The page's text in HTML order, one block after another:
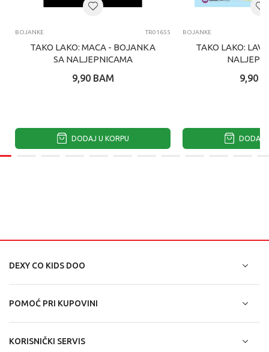
BOJANKE TR01655
TAKO LAKO: MACA - BOJANKA
SA NALJEPNICAMA
9,90 BAM
DODAJ U KORPU
BOJANKE
TAKO LAKO: LAV
9,90
DODAJ
DEXY CO KIDS DOO
POMOĆ PRI KUPOVINI
KORISNIČKI SERVIS